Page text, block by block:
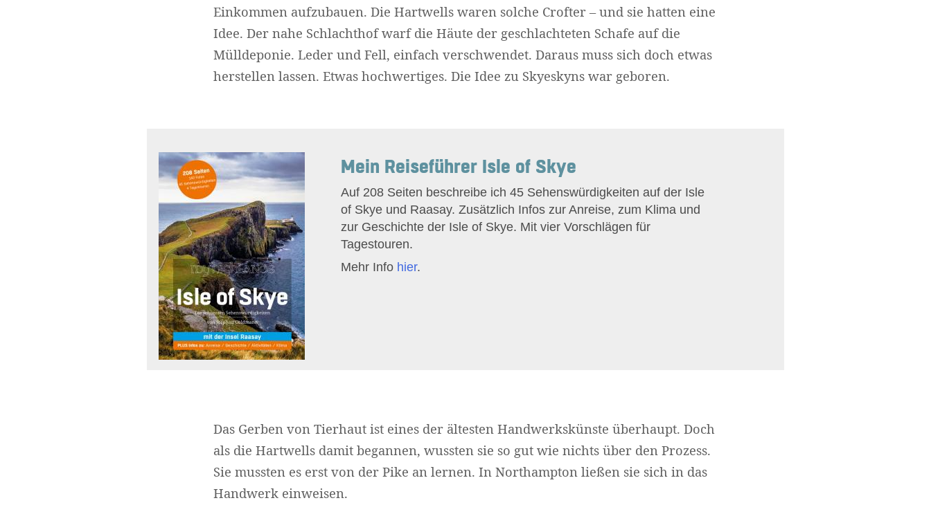
Einkommen aufzubauen. Die Hartwells waren solche Crofter – und sie hatten eine
Idee. Der nahe Schlachthof warf die Häute der geschlachteten Schafe auf die
Mülldeponie. Leder und Fell, einfach verschwendet. Daraus muss sich doch etwas
herstellen lassen. Etwas hochwertiges. Die Idee zu Skyeskyns war geboren.
Mein Reiseführer Isle of Skye
Auf 208 Seiten beschreibe ich 45 Sehenswürdigkeiten auf der Isle
of Skye und Raasay. Zusätzlich Infos zur Anreise, zum Klima und
zur Geschichte der Isle of Skye. Mit vier Vorschlägen für
Tagestouren.
Mehr Info hier.
Das Gerben von Tierhaut ist eines der ältesten Handwerkskünste überhaupt. Doch
als die Hartwells damit begannen, wussten sie so gut wie nichts über den Prozess.
Sie mussten es erst von der Pike an lernen. In Northampton ließen sie sich in das
Handwerk einweisen.